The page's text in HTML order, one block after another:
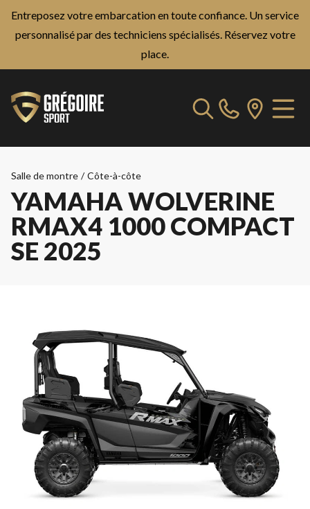
Entreposez votre embarcation en toute confiance. Un service
personnalisé par des techniciens spécialisés. Réservez votre
place.
Salle de montre / Côte-à-côte
YAMAHA WOLVERINE
RMAX4 1000 COMPACT
SE 2025